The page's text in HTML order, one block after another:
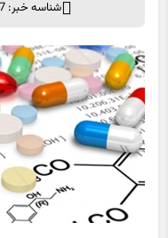
شناسه خبر: 53807